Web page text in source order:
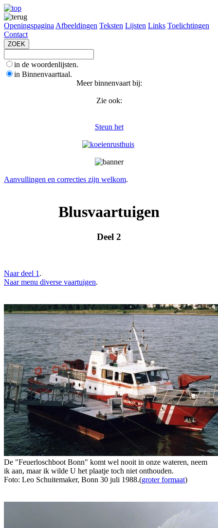
Openingspagina Afbeeldingen Teksten Lijsten Links Toelichtingen
Contact
in de woordenlijsten.
in Binnenvaarttaal.
Meer binnenvaart bij:
Zie ook:
Steun het
Aanvullingen en correcties zijn welkom.
Blusvaartuigen
Deel 2
Naar deel 1 .
Naar menu diverse vaartuigen.
De "Feuerloschboot Bonn" komt wel nooit in onze wateren, neem
ik aan, maar ik wilde U het plaatje toch niet onthouden.
Foto: Leo Schuitemaker, Bonn 30 juli 1988.(groter formaat)